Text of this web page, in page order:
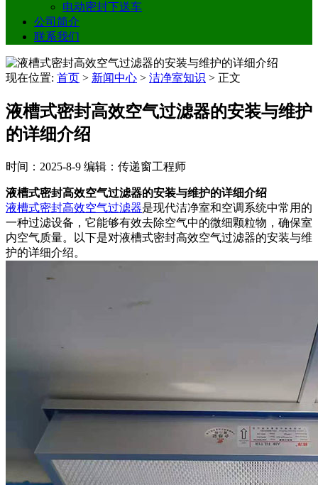
电动密封下送车
公司简介
联系我们
现在位置: 首页 > 新闻中心 > 洁净室知识 > 正文
液槽式密封高效空气过滤器的安装与维护
的详细介绍
时间：2025-8-9 编辑：传递窗工程师
液槽式密封高效空气过滤器的安装与维护的详细介绍
液槽式密封高效空气过滤器是现代洁净室和空调系统中常用的
一种过滤设备，它能够有效去除空气中的微细颗粒物，确保室
内空气质量。以下是对液槽式密封高效空气过滤器的安装与维
护的详细介绍。